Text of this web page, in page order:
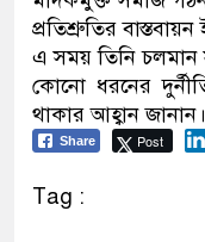
প্রতিশ্রুতির
এ সময় তিনি চলমান
কোনো ধরনের
থাকার আহ্বান জানান।
Share Post
Tag :